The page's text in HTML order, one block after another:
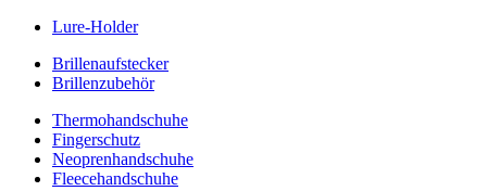
Lure-Holder
Brillenaufstecker
Brillenzubehör
Thermohandschuhe
Fingerschutz
Neoprenhandschuhe
Fleecehandschuhe